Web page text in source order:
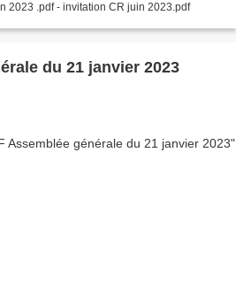
- ordre du jour du CR du 24 juin 2023 .pdf - invitation CR juin 2023.pdf
du 21 janvier 2023